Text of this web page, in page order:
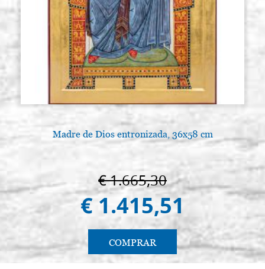
Madre de Dios entronizada, 36x58 cm
€ 1.665,30
€ 1.415,51
COMPRAR